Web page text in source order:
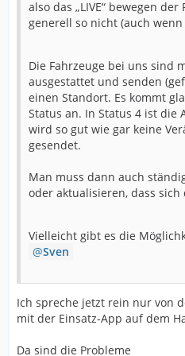
Ist allgemein geplant ein
implementieren?
Ich werde mal auf einem
installieren. Danke
Um das nochmal klar
wie z.B. zu geringen
augeschlossen. Ein wandern
und korrekter Lokalisation
Verortung und
klappt auch. Bloß
also das „LIVE“ bewegen
generell so nicht (auch
Die Fahrzeuge bei uns sind
ausgestattet und senden
einen Standort. Es kommt
Status an. In Status 4 ist die
wird so gut wie gar keine
gesendet.
Man muss dann auch
oder aktualisieren, dass
Vielleicht gibt es die
Sven
Ich spreche jetzt rein nur von
mit der Einsatz-App auf dem
Da sind die Probleme